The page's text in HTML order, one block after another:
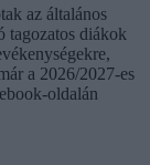
az általános
tagozatos diákok
a 2026/2027-es
oldalán